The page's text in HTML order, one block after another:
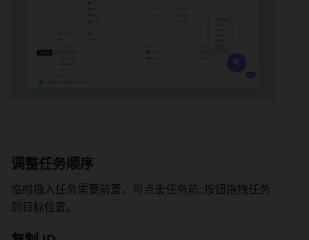
调整任务顺序
临时插入任务需要前置，可点击任务前::按钮拖拽任务
到目标位置。